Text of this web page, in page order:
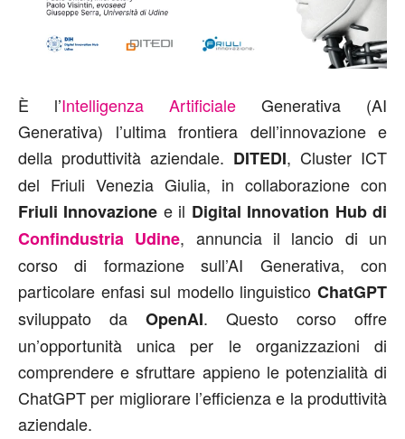
È l’Intelligenza Artificiale Generativa (AI
Generativa) l’ultima frontiera dell’innovazione e
della produttività aziendale. DITEDI, Cluster ICT
del Friuli Venezia Giulia, in collaborazione con
Friuli Innovazione e il Digital Innovation Hub di
Confindustria Udine, annuncia il lancio di un
corso di formazione sull’AI Generativa, con
particolare enfasi sul modello linguistico ChatGPT
sviluppato da OpenAI. Questo corso offre
un’opportunità unica per le organizzazioni di
comprendere e sfruttare appieno le potenzialità di
ChatGPT per migliorare l’efficienza e la produttività
aziendale.